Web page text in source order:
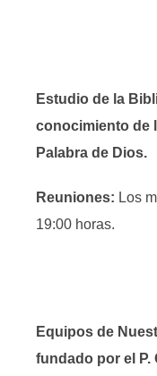
Estudio de la
conocimiento de
Palabra de Dios.
Reuniones: Los
19:00 horas.
Equipos de
fundado por el P.